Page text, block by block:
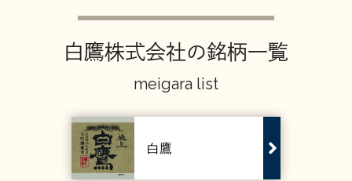
白鷹株式会社の銘柄一覧
meigara list
白鷹